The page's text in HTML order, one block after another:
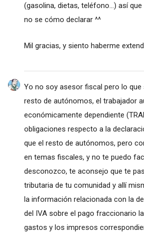
(gasolina, dietas, teléfono...) así
no se cómo declarar ^^
Mil gracias, y siento haberme
Yo no soy asesor fiscal pero lo
resto de autónomos, el trabajador
económicamente dependiente
obligaciones respecto a la
que el resto de autónomos, pero
en temas fiscales, y no te puedo
desconozco, te aconsejo que te
tributaria de tu comunidad y allí
la información relacionada con la
del IVA sobre el pago fraccionario
gastos y los impresos